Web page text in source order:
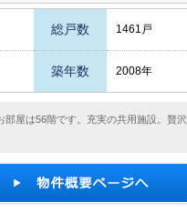
総戸数 1461戸
築年数 2008年
屋は56階です。充実の共用施設。贅沢